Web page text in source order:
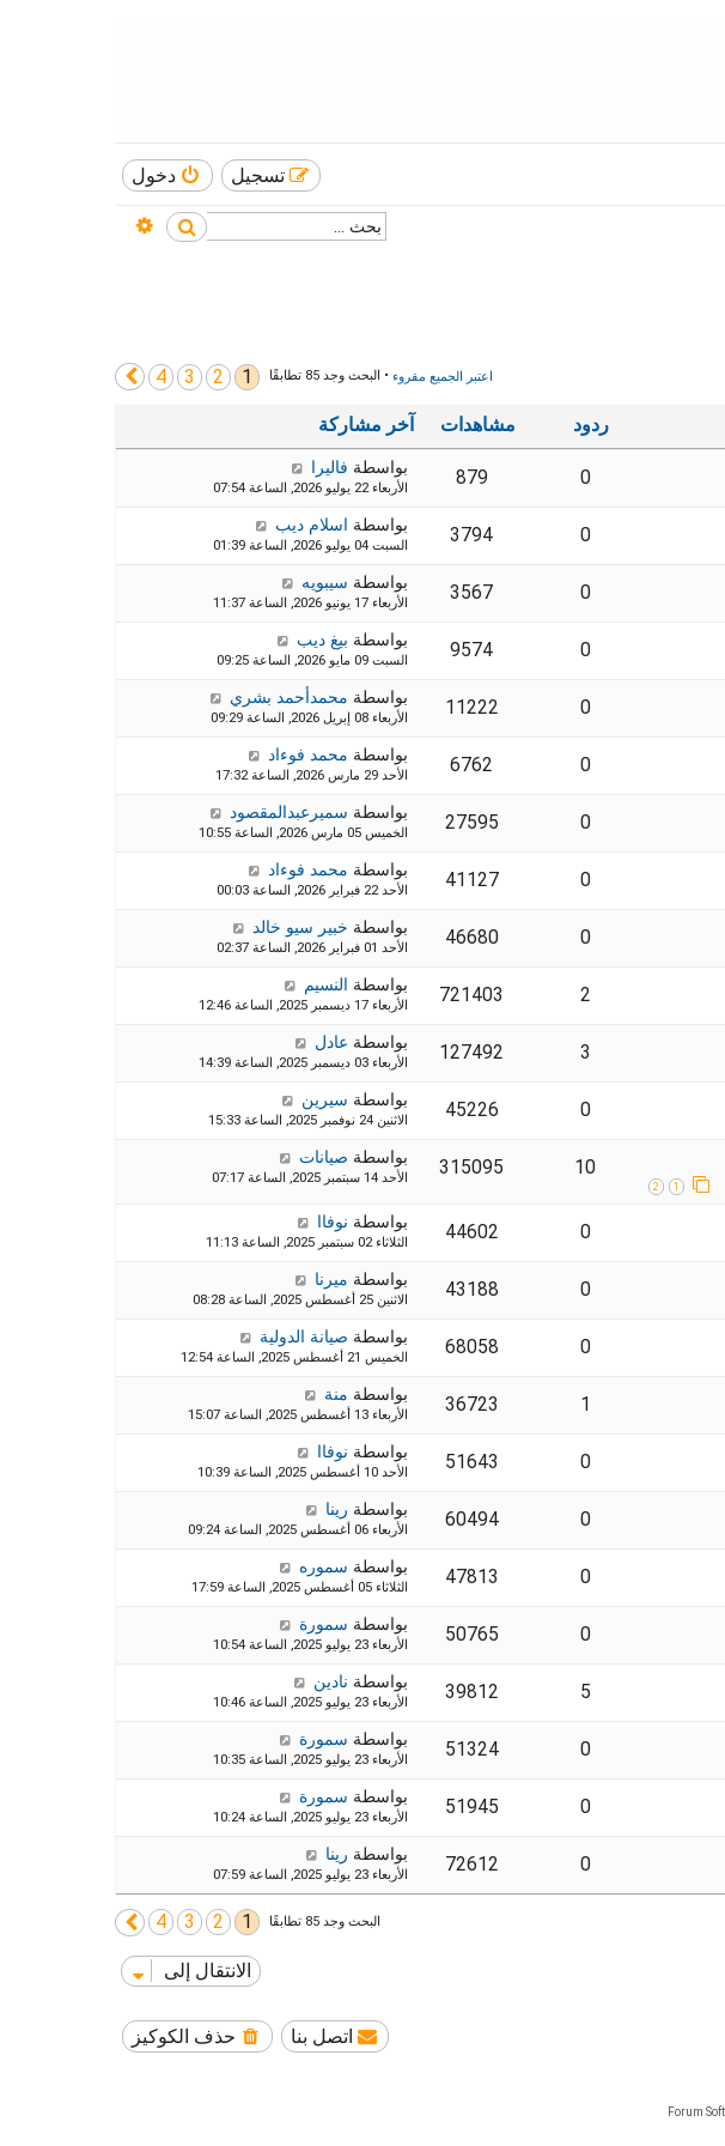
دخول تسجيل
بحث
اعتبر الجميع مقروء • البحث وجد 85 تطابقًا 1
2
3
4 التالي
ردود مشاهدات آخر مشاركة
0
879 بواسطة فاليرا
الأربعاء 22 يوليو 2026, الساعة 07:54
0
3794 بواسطة اسلام ديب
السبت 04 يوليو 2026, الساعة 01:39
0
3567 بواسطة سيبويه
الأربعاء 17 يونيو 2026, الساعة 11:37
0
9574 بواسطة بيغ ديب
السبت 09 مايو 2026, الساعة 09:25
0
11222 بواسطة محمدأحمد بشري
الأربعاء 08 إبريل 2026, الساعة 09:29
0
6762 بواسطة محمد فوءاد
الأحد 29 مارس 2026, الساعة 17:32
0
27595 بواسطة سميرعبدالمقصود
الخميس 05 مارس 2026, الساعة 10:55
0
41127 بواسطة محمد فوءاد
الأحد 22 فبراير 2026, الساعة 00:03
0
46680 بواسطة خبير سيو خالد
الأحد 01 فبراير 2026, الساعة 02:37
2
721403 بواسطة النسيم
الأربعاء 17 ديسمبر 2025, الساعة 12:46
3
127492 بواسطة عادل
الأربعاء 03 ديسمبر 2025, الساعة 14:39
0
45226 بواسطة سيرين
الاثنين 24 نوفمبر 2025, الساعة 15:33
1
2
10
315095 بواسطة صيانات
الأحد 14 سبتمبر 2025, الساعة 07:17
0
44602 بواسطة نوفاا
الثلاثاء 02 سبتمبر 2025, الساعة 11:13
0
43188 بواسطة ميرنا
الاثنين 25 أغسطس 2025, الساعة 08:28
0
68058 بواسطة صيانة الدولية
الخميس 21 أغسطس 2025, الساعة 12:54
1
36723 بواسطة منة
الأربعاء 13 أغسطس 2025, الساعة 15:07
0
51643 بواسطة نوفاا
الأحد 10 أغسطس 2025, الساعة 10:39
0
60494 بواسطة رينا
الأربعاء 06 أغسطس 2025, الساعة 09:24
0
47813 بواسطة سموره
الثلاثاء 05 أغسطس 2025, الساعة 17:59
0
50765 بواسطة سمورة
الأربعاء 23 يوليو 2025, الساعة 10:54
5
39812 بواسطة نادين
الأربعاء 23 يوليو 2025, الساعة 10:46
0
51324 بواسطة سمورة
الأربعاء 23 يوليو 2025, الساعة 10:35
0
51945 بواسطة سمورة
الأربعاء 23 يوليو 2025, الساعة 10:24
0
72612 بواسطة رينا
الأربعاء 23 يوليو 2025, الساعة 07:59
البحث وجد 85 تطابقًا 1
2
3
4 التالي
الانتقال إلى
حذف الكوكيز اتصل بنا